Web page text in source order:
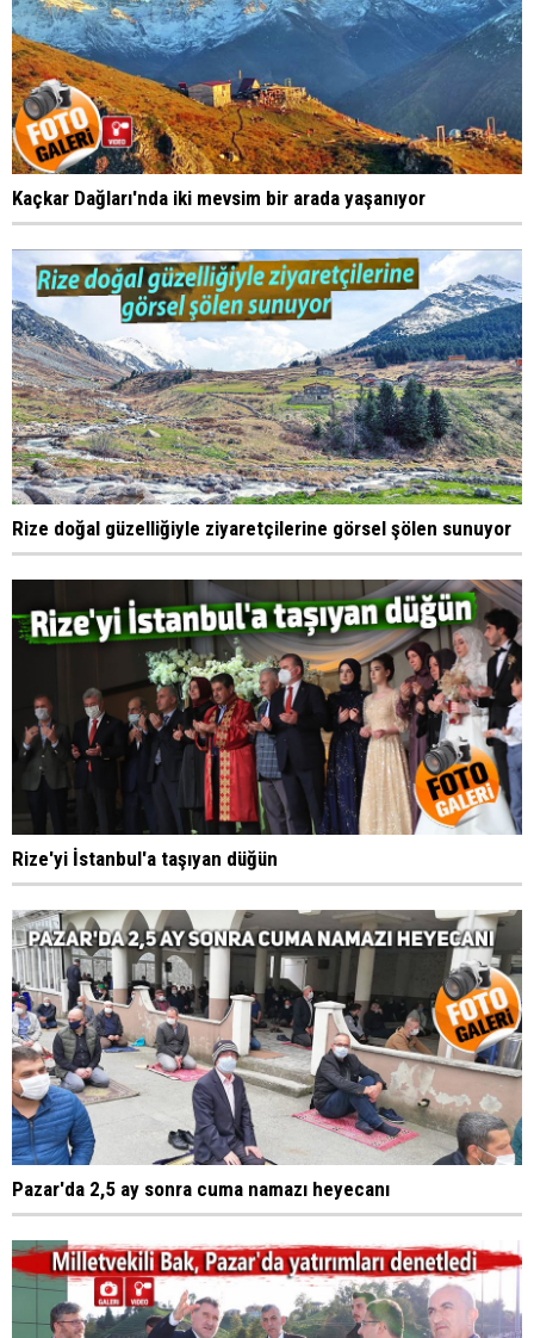
Kaçkar Dağları'nda iki mevsim bir arada yaşanıyor
Rize doğal güzelliğiyle ziyaretçilerine görsel şölen sunuyor
Rize'yi İstanbul'a taşıyan düğün
Pazar'da 2,5 ay sonra cuma namazı heyecanı